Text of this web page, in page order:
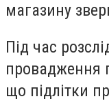
магазину
Під час
провадження
що підлітки